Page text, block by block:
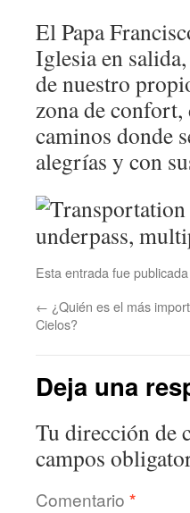
El Papa
Iglesia en
de nuestro
zona de confort,
caminos donde
alegrías y con
Esta entrada fue
← ¿Quién es el más
Cielos?
Deja una
Tu dirección de
campos
Comentario *